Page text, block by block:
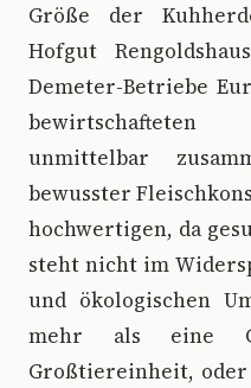
Größe der
Hofgut
Demeter-Betriebe
bewirtschafteten
unmittelbar
bewusster
hochwertigen, da
steht nicht im
und ökologischen
mehr als eine
Großtiereinheit, oder